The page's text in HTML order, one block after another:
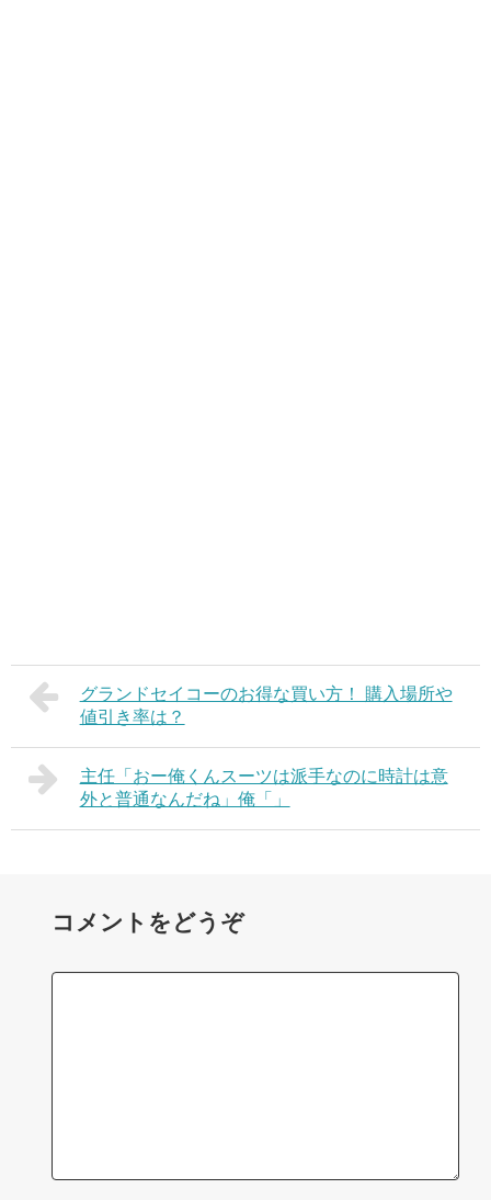
グランドセイコーのお得な買い方！ 購入場所や
値引き率は？
主任「おー俺くんスーツは派手なのに時計は意
外と普通なんだね」俺「」
コメントをどうぞ